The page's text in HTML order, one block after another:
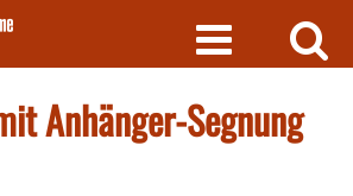
Anhänger-Segnung